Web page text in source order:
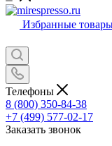
Избранные
Телефоны
8 (800) 350-84-38
+7 (499) 577-02-17
Заказать звонок